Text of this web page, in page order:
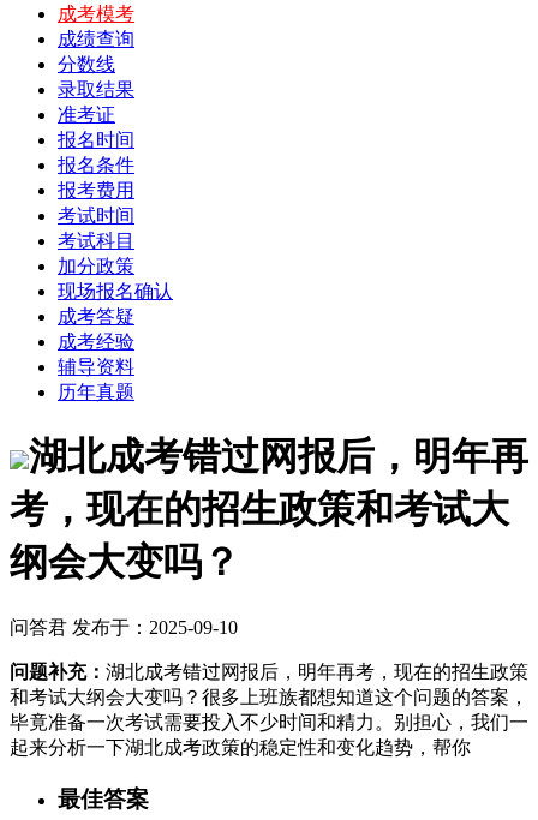
成考模考
成绩查询
分数线
录取结果
准考证
报名时间
报名条件
报考费用
考试时间
考试科目
加分政策
现场报名确认
成考答疑
成考经验
辅导资料
历年真题
湖北成考错过网报后，明年再
考，现在的招生政策和考试大
纲会大变吗？
问答君 发布于：2025-09-10
问题补充： 湖北成考错过网报后，明年再考，现在的招生政策
和考试大纲会大变吗？很多上班族都想知道这个问题的答案，
毕竟准备一次考试需要投入不少时间和精力。别担心，我们一
起来分析一下湖北成考政策的稳定性和变化趋势，帮你
最佳答案